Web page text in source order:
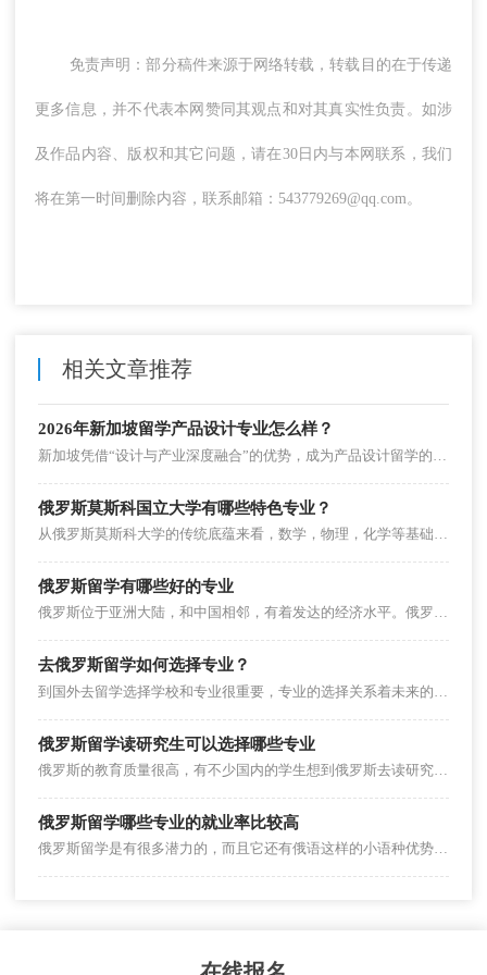
免责声明：部分稿件来源于网络转载，转载目的在于传递
更多信息，并不代表本网赞同其观点和对其真实性负责。如涉
及作品内容、版权和其它问题，请在30日内与本网联系，我们
将在第一时间删除内容，联系邮箱：543779269@qq.com。
相关文章推荐
2026年新加坡留学产品设计专业怎么样？
俄罗斯莫斯科国立大学有哪些特色专业？
从俄罗斯莫斯科大学的传统底蕴来看，数学，物理，化学等基础科学和文学都是学校的王牌专业。那么俄罗斯莫斯科大学还有那些特色专业呢？
俄罗斯留学有哪些好的专业
俄罗斯位于亚洲大陆，和中国相邻，有着发达的经济水平。俄罗斯留学有哪些好的专业？
去俄罗斯留学如何选择专业？
俄罗斯留学读研究生可以选择哪些专业
俄罗斯的教育质量很高，有不少国内的学生想到俄罗斯去读研究生，如果要申请俄罗斯留学的研究生的话选择什么专业好呢？
俄罗斯留学哪些专业的就业率比较高
俄罗斯留学是有很多潜力的，而且它还有俄语这样的小语种优势，所以对于留学生来说它的留学还是有比较好的发展前景。那么在俄罗斯留学，有什么专业就业率较高？